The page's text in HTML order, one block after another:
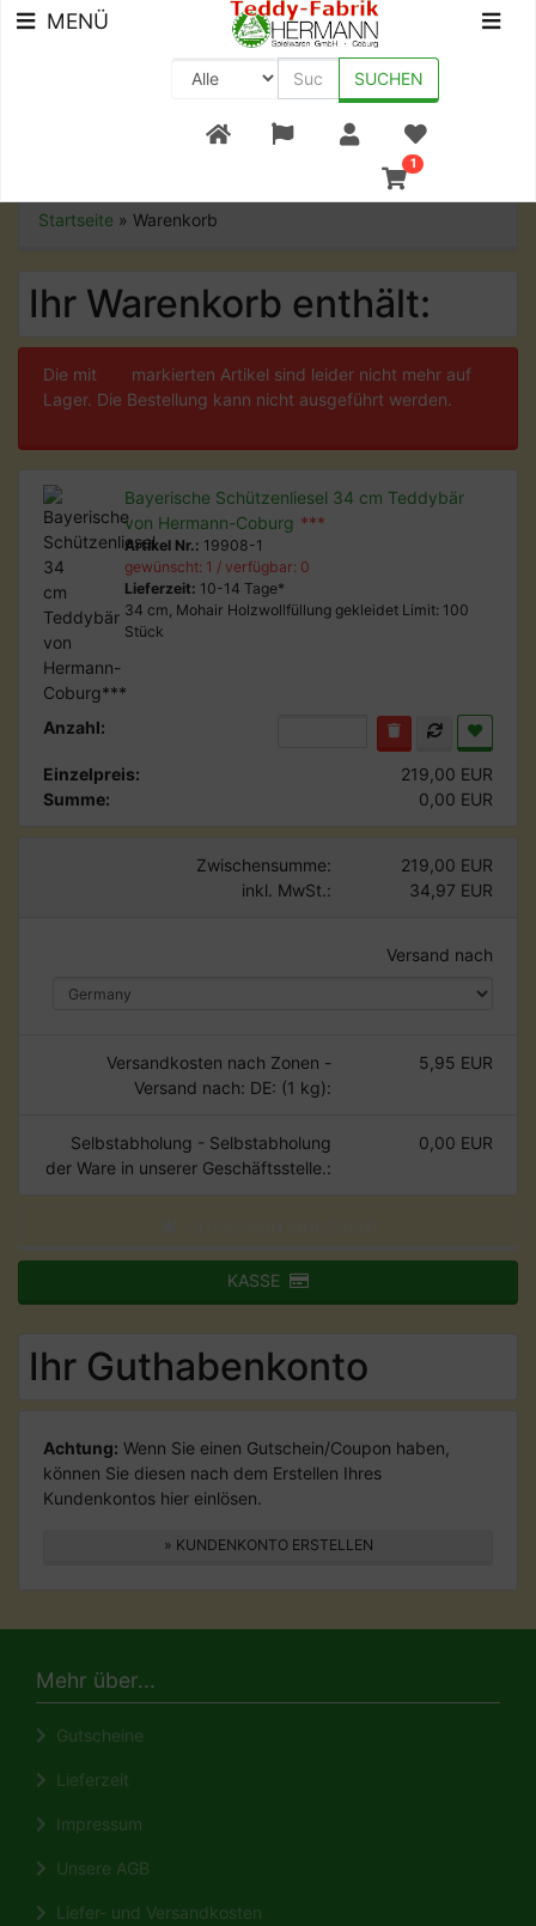
+49 (0) 9561-8590-0
MENÜ
SUCHEN
1
Startseite » Warenkorb
Ihr Warenkorb enthält:
Die mit
markierten Artikel sind leider nicht mehr auf
Lager. Die Bestellung kann nicht ausgeführt werden.
Bayerische Schützenliesel 34 cm Teddybär
von Hermann-Coburg ***
Artikel Nr.: 19908-1
gewünscht: 1 / verfügbar: 0
Lieferzeit: 10-14 Tage*
34 cm, Mohair Holzwollfüllung gekleidet Limit: 100
Stück
Anzahl:
Einzelpreis:
219,00 EUR
Summe:
0,00 EUR
Zwischensumme:
219,00 EUR
inkl. MwSt.:
34,97 EUR
Versand nach
Versandkosten nach Zonen -
Versand nach: DE: (1 kg):
5,95 EUR
Selbstabholung - Selbstabholung
der Ware in unserer Geschäftsstelle.:
0,00 EUR
KASSE
Ihr Guthabenkonto
Achtung: Wenn Sie einen Gutschein/Coupon haben,
können Sie diesen nach dem Erstellen Ihres
Kundenkontos hier einlösen.
» KUNDENKONTO ERSTELLEN
Mehr über...
Gutscheine
Lieferzeit
Impressum
Unsere AGB
Liefer- und Versandkosten